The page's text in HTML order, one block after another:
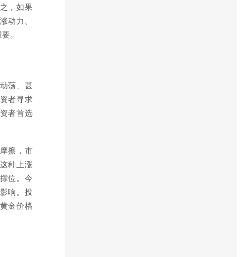
，如果
动力。
。
荡、甚
者寻求
者首选
擦，市
种上涨
位。今
响。投
金价格